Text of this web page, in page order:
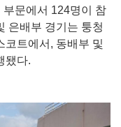
부문에서 124명이 참
은배부 경기는 퉁청
코트에서, 동배부 및
됐다.